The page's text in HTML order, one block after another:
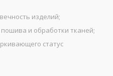
изделий;
и обработки тканей;
статус